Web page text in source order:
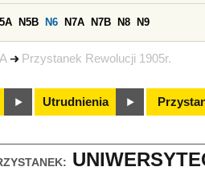
Przystanek Rewolucji 1905r.
N5B N6 N7A N7B N8 N9
Utrudnienia